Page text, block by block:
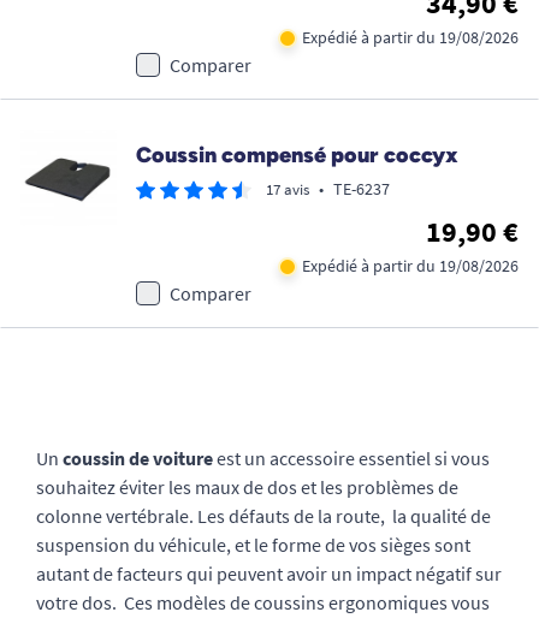
Expédié à partir du 19/08/2026
Comparer
Coussin compensé pour coccyx
17 avis • TE-6237
19,90 €
Expédié à partir du 19/08/2026
Comparer
Un coussin de voitureest un accessoire essentiel si vous
souhaitez éviter les maux de dos et les problèmes de
colonne vertébrale. Les défauts de la route, la qualité de
suspension du véhicule, et le forme de vos sièges sont
autant de facteurs qui peuvent avoir un impact négatif sur
votre dos. Ces modèles de coussins ergonomiques vous